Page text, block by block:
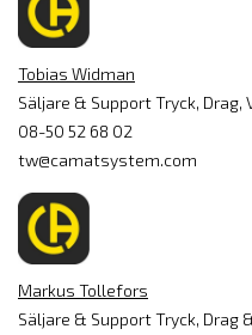
Tobias Widman
Säljare & Support Tryck, Drag,
08-50 52 68 02
tw@camatsystem.com
Markus Tollefors
Säljare & Support Tryck, Drag